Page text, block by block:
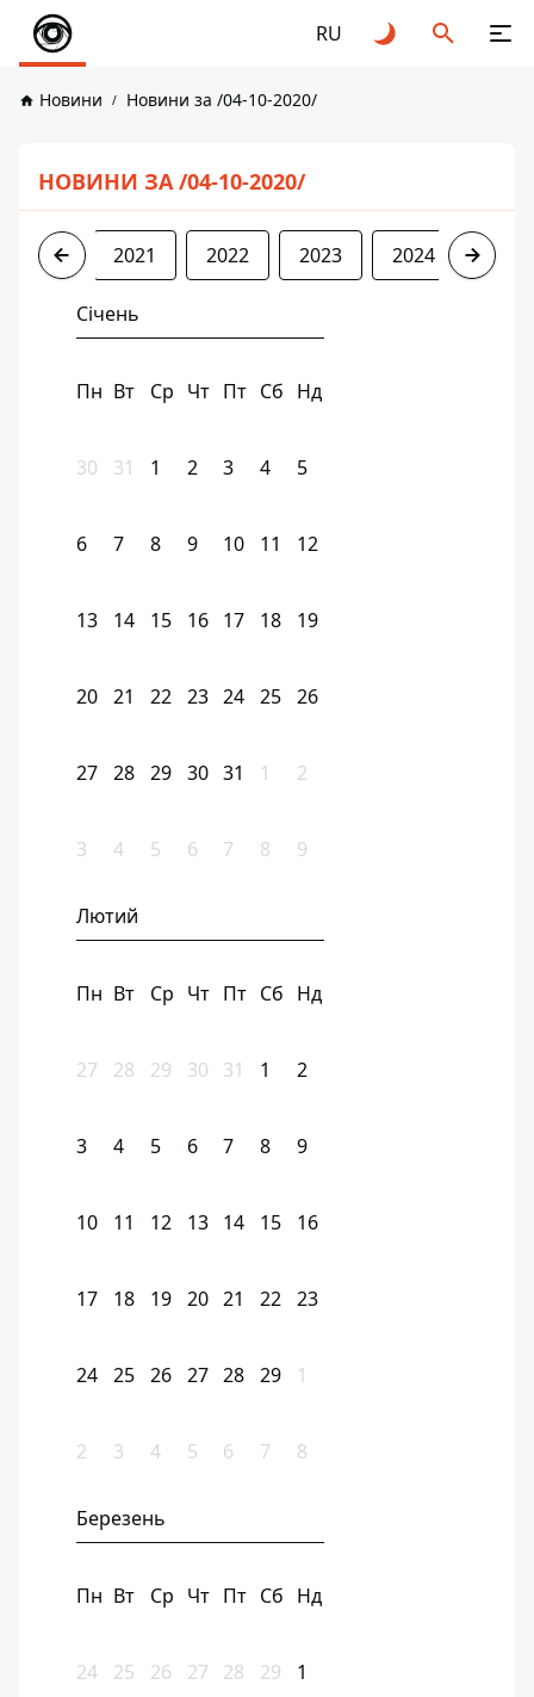
RU
Новини Новини за /04-10-2020/
НОВИНИ ЗА /04-10-2020/
2020 2021 2022 2023 2024 2025
Січень
Пн Вт Ср Чт Пт Сб Нд
30 31 1 2 3 4 5
6 7 8 9 10 11 12
13 14 15 16 17 18 19
20 21 22 23 24 25 26
27 28 29 30 31 1 2
3 4 5 6 7 8 9
Лютий
Пн Вт Ср Чт Пт Сб Нд
27 28 29 30 31 1 2
3 4 5 6 7 8 9
10 11 12 13 14 15 16
17 18 19 20 21 22 23
24 25 26 27 28 29 1
2 3 4 5 6 7 8
Березень
Пн Вт Ср Чт Пт Сб Нд
24 25 26 27 28 29 1